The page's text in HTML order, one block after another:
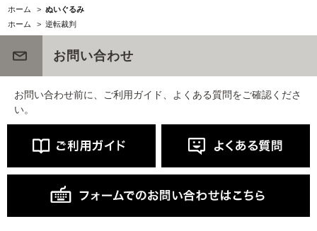
ホーム > ぬいぐるみ
ホーム
> 逆転裁判
お問い合わせ
お問い合わせ前に、ご利用ガイド、よくある質問をご確認くださ
い。